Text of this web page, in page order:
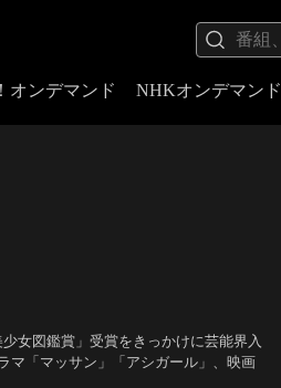
オンデマンド NHKオンデマンド
女図鑑賞」受賞をきっかけに芸能界入
マ「マッサン」「アシガール」、映画